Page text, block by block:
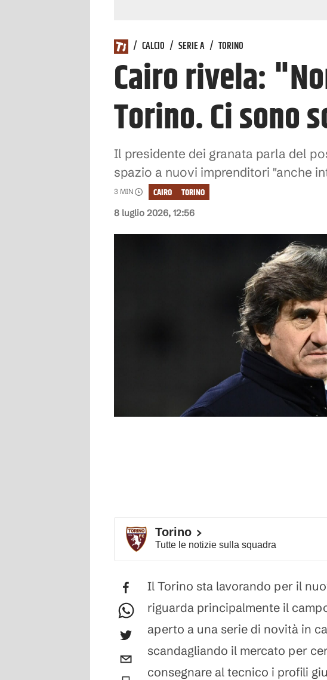
/ CALCIO / SERIE A / TORINO
Cairo rivela:
Torino. Ci sono
Il presidente dei granata parla del
spazio a nuovi imprenditori "anche
8 luglio 2026, 12:56
3 MIN TORINO
CAIRO
Torino
Tutte le notizie sulla squadra
Il Torino sta lavorando per il
riguarda principalmente il
aperto a una serie di novità in
scandagliando il mercato per
consegnare al tecnico i profili